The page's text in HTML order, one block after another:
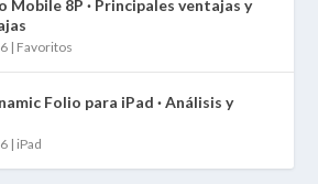
Mobile 8P · Principales ventajas y
| Favoritos
Folio para iPad · Análisis y
| iPad